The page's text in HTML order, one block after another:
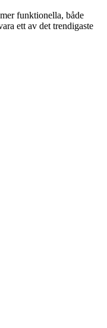
funktionella, både
ett av det trendigaste